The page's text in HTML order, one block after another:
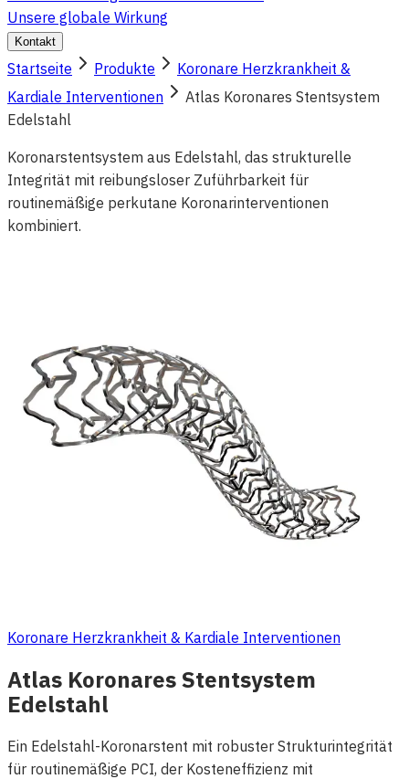
Unsere globale Wirkung
Kontakt
Startseite Produkte
Koronare Herzkrankheit &
Kardiale Interventionen
Atlas Koronares Stentsystem
Edelstahl
Koronarstentsystem aus Edelstahl, das strukturelle
Integrität mit reibungsloser Zuführbarkeit für
routinemäßige perkutane Koronarinterventionen
kombiniert.
Koronare Herzkrankheit & Kardiale Interventionen
Atlas Koronares Stentsystem
Edelstahl
Ein Edelstahl-Koronarstent mit robuster Strukturintegrität
für routinemäßige PCI, der Kosteneffizienz mit